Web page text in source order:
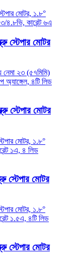
স্টেপার মোটর
স্টেপার মোটর
স্টেপার মোটর
স্টেপার মোটর